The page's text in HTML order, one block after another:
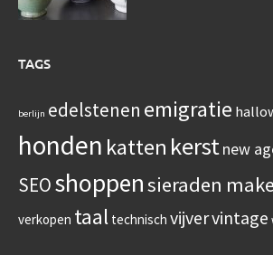
TAGS
berlijn edelstenen emigratie
honden katten kerstnew
SEOshoppensieraden
verkopen taal technisch vijvervintage